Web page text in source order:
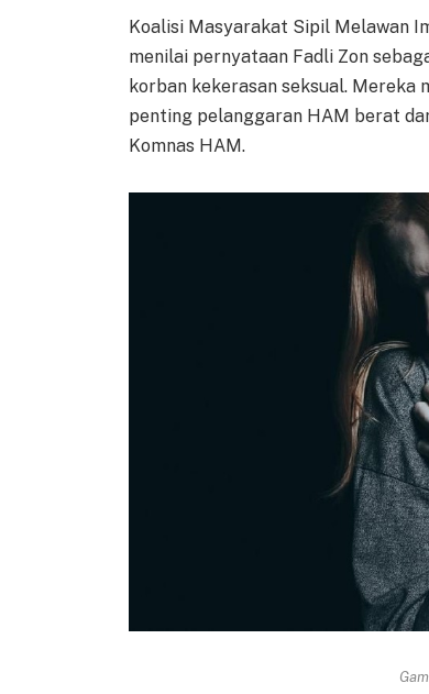
Koalisi Masyarakat Sipil Melawan
menilai pernyataan Fadli Zon
korban kekerasan seksual. Mereka
penting pelanggaran HAM berat
Komnas HAM.